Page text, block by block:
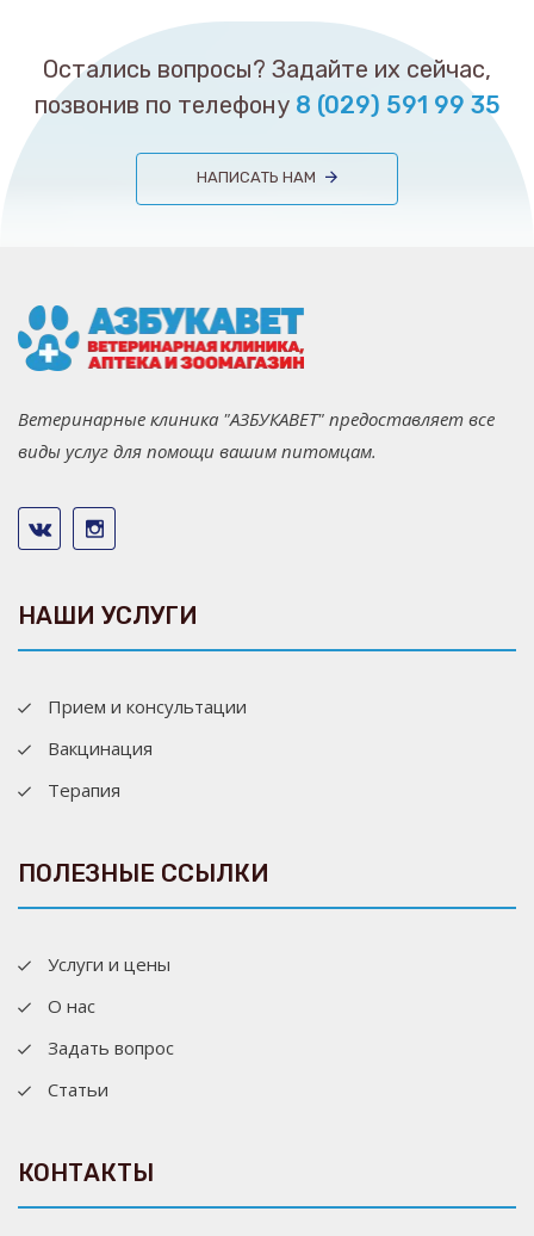
Остались вопросы? Задайте их сейчас,
позвонив по телефону 8 (029) 591 99 35
НАПИСАТЬ НАМ
Ветеринарные клиника "АЗБУКАВЕТ" предоставляет все
виды услуг для помощи вашим питомцам.
НАШИ УСЛУГИ
Прием и консультации
Вакцинация
Терапия
ПОЛЕЗНЫЕ ССЫЛКИ
Услуги и цены
О нас
Задать вопрос
Статьи
КОНТАКТЫ